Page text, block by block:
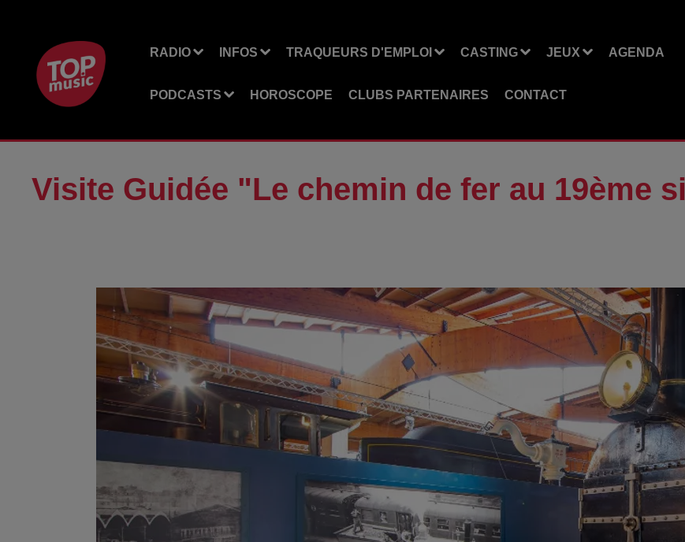
RADIO INFOS TRAQUEURS D'EMPLOI CASTING JEUX AGENDA
PODCASTS HOROSCOPE CLUBS PARTENAIRES CONTACT
Visite Guidée "Le chemin de fer au 19ème